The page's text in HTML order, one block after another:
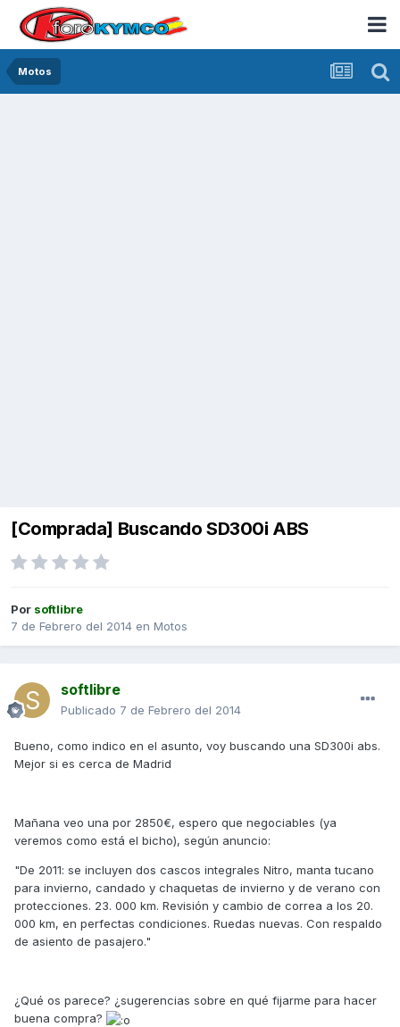
Motos
[Comprada] Buscando SD300i ABS
Por softlibre
7 de Febrero del 2014 en Motos
softlibre
Publicado 7 de Febrero del 2014
Bueno, como indico en el asunto, voy buscando una SD300i abs.
Mejor si es cerca de Madrid
Mañana veo una por 2850€, espero que negociables (ya
veremos como está el bicho), según anuncio:
"De 2011: se incluyen dos cascos integrales Nitro, manta tucano
para invierno, candado y chaquetas de invierno y de verano con
protecciones. 23. 000 km. Revisión y cambio de correa a los 20.
000 km, en perfectas condiciones. Ruedas nuevas. Con respaldo
de asiento de pasajero."
¿Qué os parece? ¿sugerencias sobre en qué fijarme para hacer
buena compra?